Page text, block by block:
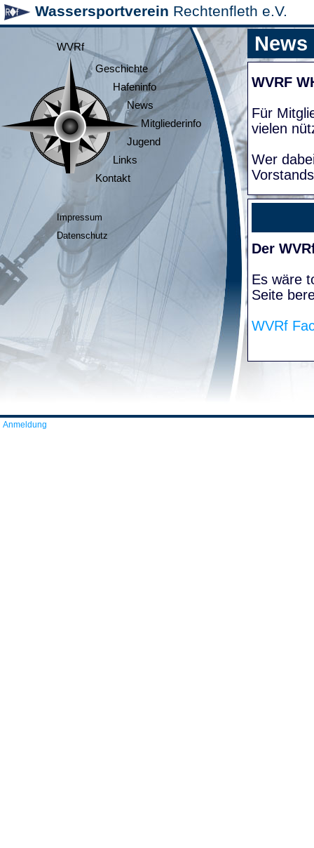
Wassersportverein Rechtenfleth e.V.
WVRf
Geschichte
Hafeninfo
News
Mitgliederinfo
Jugend
Links
Kontakt
Impressum
Datenschutz
News
WVRF
Für
vielen
Wer
Der
Es wäre
Seite
WVRf
Anmeldung